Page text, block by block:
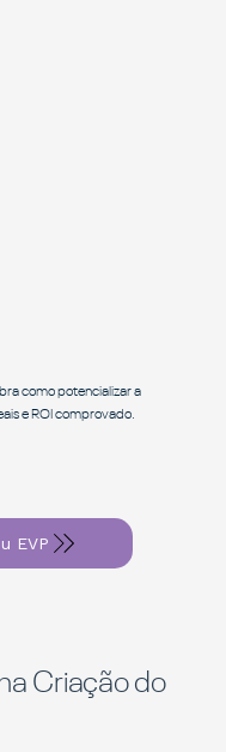
como potencializar a
e ROI comprovado.
EVP
Criação do